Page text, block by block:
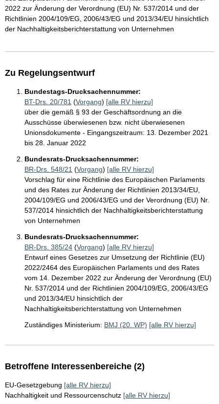
2022 zur Änderung der Verordnung (EU) Nr. 537/2014 und der
Richtlinien 2004/109/EG, 2006/43/EG und 2013/34/EU hinsichtlich
der Nachhaltigkeitsberichterstattung von Unternehmen
Zu Regelungsentwurf
Bundestags-Drucksachennummer:
BT-Drs. 20/781 (Vorgang) [alle RV hierzu]
über die gemäß § 93 der Geschäftsordnung an die
Ausschüsse überwiesenen bzw. nicht überwiesenen
Unionsdokumente - Eingangszeitraum: 13. Dezember 2021
bis 28. Januar 2022
Bundesrats-Drucksachennummer:
BR-Drs. 548/21 (Vorgang) [alle RV hierzu]
Vorschlag für eine Richtlinie des Europäischen Parlaments
und des Rates zur Änderung der Richtlinien 2013/34/EU,
2004/109/EG und 2006/43/EG und der Verordnung (EU) Nr.
537/2014 hinsichtlich der Nachhaltigkeitsberichterstattung
von Unternehmen
Bundesrats-Drucksachennummer:
BR-Drs. 385/24 (Vorgang) [alle RV hierzu]
Entwurf eines Gesetzes zur Umsetzung der Richtlinie (EU)
2022/2464 des Europäischen Parlaments und des Rates
vom 14. Dezember 2022 zur Änderung der Verordnung (EU)
Nr. 537/2014 und der Richtlinien 2004/109/EG, 2006/43/EG
und 2013/34/EU hinsichtlich der
Nachhaltigkeitsberichterstattung von Unternehmen
Zuständiges Ministerium: BMJ (20. WP) [alle RV hierzu]
Betroffene Interessenbereiche (2)
EU-Gesetzgebung [alle RV hierzu]
Nachhaltigkeit und Ressourcenschutz [alle RV hierzu]